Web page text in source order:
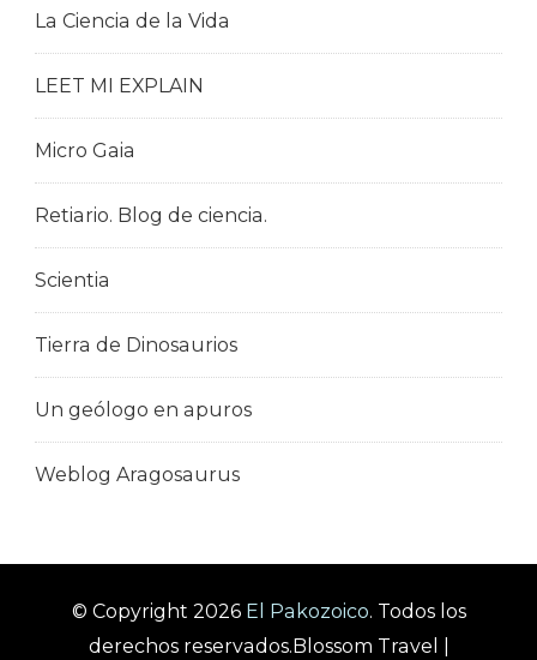
La Ciencia de la Vida
LEET MI EXPLAIN
Micro Gaia
Retiario. Blog de ciencia.
Scientia
Tierra de Dinosaurios
Un geólogo en apuros
Weblog Aragosaurus
© Copyright 2026 El Pakozoico. Todos los
derechos reservados. Blossom Travel |